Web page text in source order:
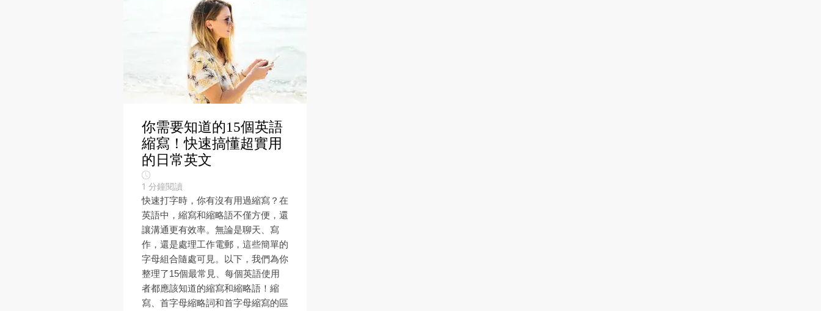
你需要知道的15個英語
縮寫！快速搞懂超實用
的日常英文
1 分鐘閱讀
快速打字時，你有沒有用過縮寫？在
英語中，縮寫和縮略語不僅方便，還
讓溝通更有效率。無論是聊天、寫
作，還是處理工作電郵，這些簡單的
字母組合隨處可見。以下，我們為你
整理了15個最常見、每個英語使用
者都應該知道的縮寫和縮略語！縮
寫、首字母縮略詞和首字母縮寫的區